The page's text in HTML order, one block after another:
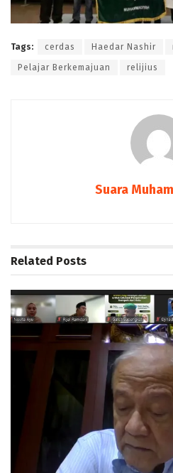
Tags: cerdas Haedar Nashir
Pelajar Berkemajuan relijius
Suara
Related Posts